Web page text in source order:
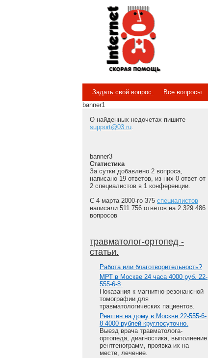
Internet
Скорая помощь
Задать свой вопрос. Все вопросы
banner1
О найденных недочетах пишите
support@03.ru.
banner3
Статистика
За сутки добавлено 2 вопроса,
написано 19 ответов, из них 0 ответ от
2 специалистов в 1 конференции.
С 4 марта 2000-го 375 специалистов
написали 511 756 ответов на 2 329 486
вопросов
травматолог-ортопед -
статьи.
Работа или благотворительность?
МРТ в Москве 24 часа 4000 руб. 22-
555-6-8.
Показания к магнитно-резонансной
томографии для
травматологических пациентов.
Рентген на дому в Москве 22-555-6-
8 4000 рублей круглосуточно.
Выезд врача травматолога-
ортопеда, диагностика, выполнение
рентгенограмм, проявка их на
месте, лечение.